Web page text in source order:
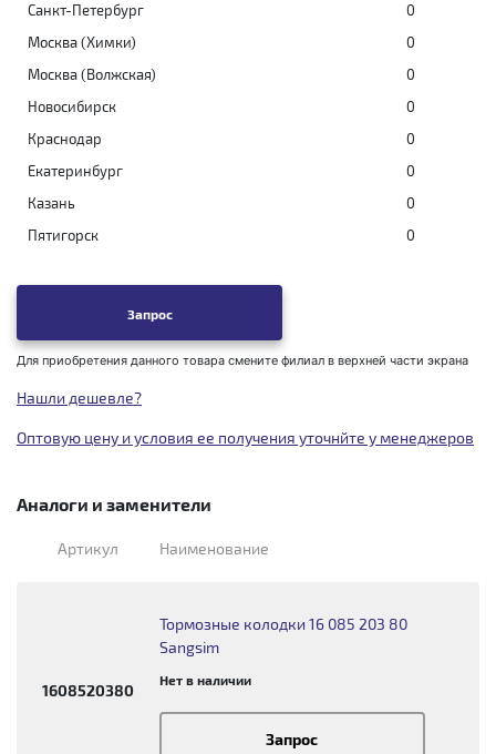
Санкт-Петербург
0
Москва (Химки)
0
Москва (Волжская)
0
Новосибирск
0
Краснодар
0
Екатеринбург
0
Казань
0
Пятигорск
0
Запрос
Для приобретения данного товара смените филиал в верхней части экрана
Нашли дешевле?
Оптовую цену и условия ее получения уточнйте у менеджеров
Аналоги и заменители
Артикул Наименование
1608520380
Тормозные колодки 16 085 203 80
Sangsim
Нет в наличии
Запрос